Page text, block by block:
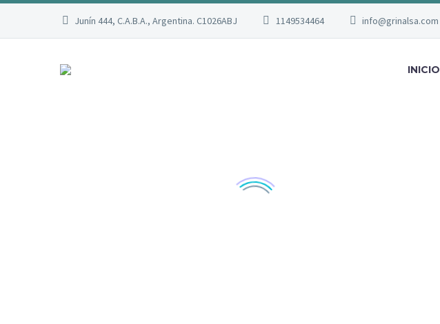
Junín 444, C.A.B.A., Argentina. C1026ABJ 1149534464 info@grinalsa.com
INICIO